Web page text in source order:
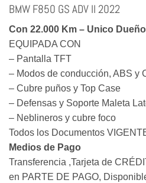
BMW F850 GS ADV II 2022
Con 22.000 Km – Unico Dueño
EQUIPADA CON
– Pantalla TFT
– Modos de conducción, ABS y
– Cubre puños y Top Case
– Defensas y Soporte Maleta
– Neblineros y cubre foco
Todos los Documentos
Medios de Pago
Transferencia ,Tarjeta de
en PARTE DE PAGO,